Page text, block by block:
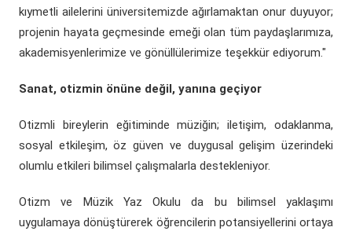
kıymetli ailelerini üniversitemizde ağırlamaktan onur duyuyor;
projenin hayata geçmesinde emeği olan tüm paydaşlarımıza,
akademisyenlerimize ve gönüllülerimize teşekkür ediyorum."
Sanat, otizmin önüne değil, yanına geçiyor
Otizmli bireylerin eğitiminde müziğin; iletişim, odaklanma,
sosyal etkileşim, öz güven ve duygusal gelişim üzerindeki
olumlu etkileri bilimsel çalışmalarla destekleniyor.
Otizm ve Müzik Yaz Okulu da bu bilimsel yaklaşımı
uygulamaya dönüştürerek öğrencilerin potansiyellerini ortaya